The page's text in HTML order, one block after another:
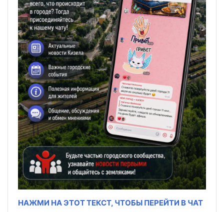
НАЖМИ НА ЭТОТ ТЕКСТ, ЧТОБЫ ПЕРЕЙТИ В ЧАТ